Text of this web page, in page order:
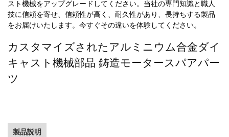
スト機械をアップグレードしてください。当社の専門知識と職人
技に信頼を寄せ、信頼性が高く、耐久性があり、長持ちする製品
をお届けいたします。今すぐその違いを体験してください。
カスタマイズされたアルミニウム合金ダイ
キャスト機械部品 鋳造モータースパアパー
ツ
製品説明